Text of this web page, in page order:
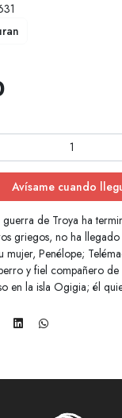
Avísame cuando
de Troya ha
griegos, no ha
mujer, Penélope;
y fiel compañero
en la isla Ogigia; él